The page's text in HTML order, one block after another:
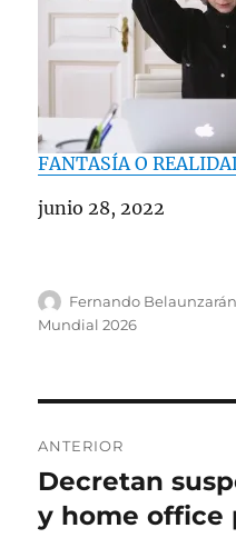
FANTASÍA O
Fecha
junio 28, 2022
A
u
Fernando Belaunzarán
Mundial 2026
a
v
ANTERIOR
E
n
Decretan
y home office